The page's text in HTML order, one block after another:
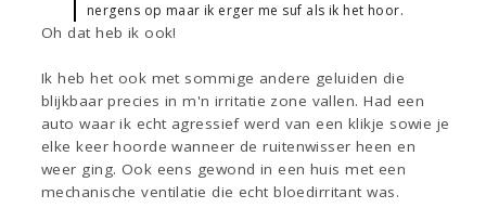
nergens op maar ik erger me suf als ik het hoor.
Oh dat heb ik ook!
Ik heb het ook met sommige andere geluiden die
blijkbaar precies in m'n irritatie zone vallen. Had een
auto waar ik echt agressief werd van een klikje sowie je
elke keer hoorde wanneer de ruitenwisser heen en
weer ging. Ook eens gewond in een huis met een
mechanische ventilatie die echt bloedirritant was.